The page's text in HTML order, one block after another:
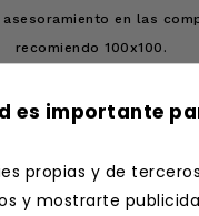
en las
recomiendo 100x100.

Ver más
es importante
propias y de
y mostrarte